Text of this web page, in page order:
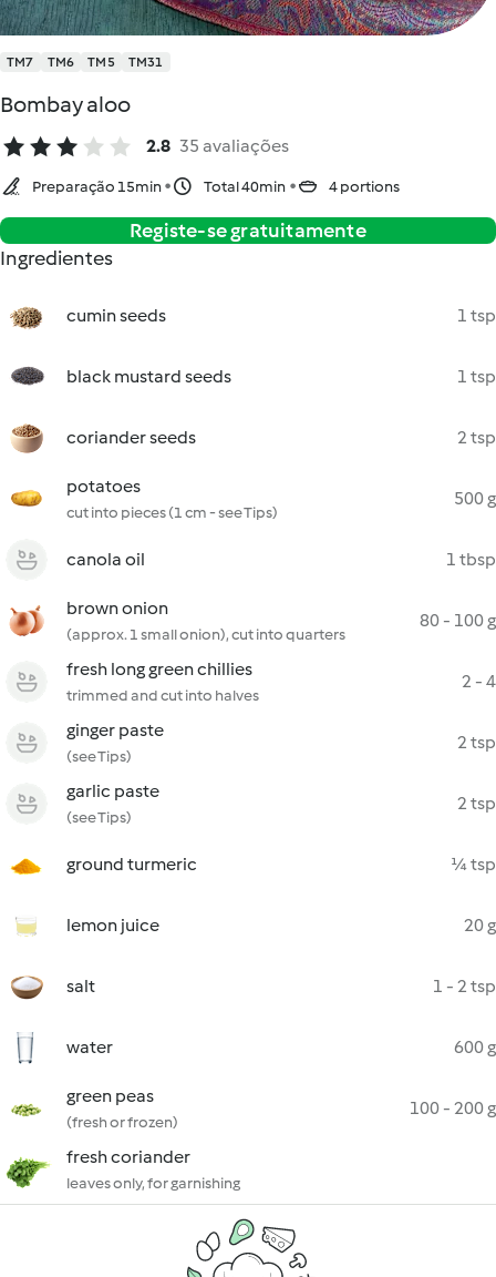
TM7 TM6 TM5 TM31
Bombay aloo
2.8 35 avaliações
Preparação 15min Total 40min 4 portions
Registe-se gratuitamente
Ingredientes
cumin seeds 1 tsp
black mustard seeds 1 tsp
coriander seeds 2 tsp
potatoes
cut into pieces (1 cm - see Tips)
500 g
canola oil 1 tbsp
brown onion
(approx. 1 small onion), cut into quarters
80 - 100 g
fresh long green chillies
trimmed and cut into halves
2 - 4
ginger paste
(see Tips)
2 tsp
garlic paste
(see Tips)
2 tsp
ground turmeric ¼ tsp
lemon juice 20 g
salt 1 - 2 tsp
water 600 g
green peas
(fresh or frozen)
100 - 200 g
fresh coriander
leaves only, for garnishing